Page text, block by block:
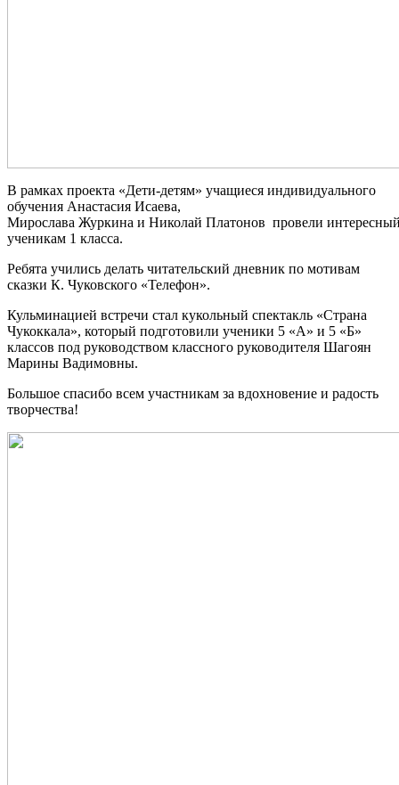
В рамках проекта «Дети‑детям» учащиеся индивидуального
обучения Анастасия Исаева,
Мирослава Журкина и Николай Платонов провели интересный
ученикам 1 класса.
Ребята учились делать читательский дневник по мотивам
сказки К. Чуковского «Телефон».
Кульминацией встречи стал кукольный спектакль «Страна
Чукоккала», который подготовили ученики 5 «А» и 5 «Б»
классов под руководством классного руководителя Шагоян
Марины Вадимовны.
Большое спасибо всем участникам за вдохновение и радость
творчества!